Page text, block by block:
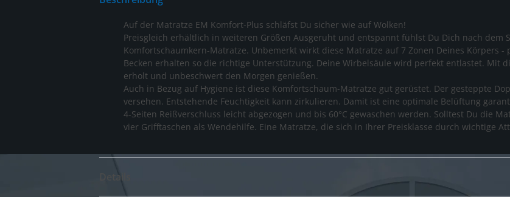
Auf der Matratze EM Komfort-Plus schläfst Du sicher wie auf Wolken!
Preisgleich erhältlich in weiteren Größen Ausgeruht und entspannt fühlst Du Dich nach dem
Komfortschaumkern-Matratze. Unbemerkt wirkt diese Matratze auf 7 Zonen Deines Körpers
Becken erhalten so die richtige Unterstützung. Deine Wirbelsäule wird perfekt entlastet. Mit
erholt und unbeschwert den Morgen genießen.
Auch in Bezug auf Hygiene ist diese Komfortschaum-Matratze gut gerüstet. Der gesteppte
versehen. Entstehende Feuchtigkeit kann zirkulieren. Damit ist eine optimale Belüftung
4-Seiten Reißverschluss leicht abgezogen und bis 60°C gewaschen werden. Solltest Du die
vier Grifftaschen als Wendehilfe. Eine Matratze, die sich in Ihrer Preisklasse durch wichtige
Details